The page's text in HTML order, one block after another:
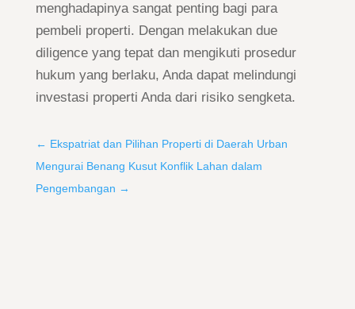
menghadapinya sangat penting bagi para
pembeli properti. Dengan melakukan due
diligence yang tepat dan mengikuti prosedur
hukum yang berlaku, Anda dapat melindungi
investasi properti Anda dari risiko sengketa.
← Ekspatriat dan Pilihan Properti di Daerah Urban
Mengurai Benang Kusut Konflik Lahan dalam
Pengembangan →